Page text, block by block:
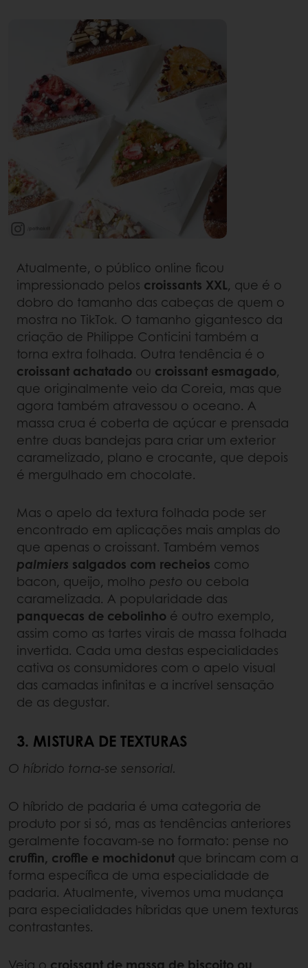
Atualmente, o público online ficou
impressionado pelos croissants XXL, que é o
dobro do tamanho das cabeças de quem o
mostra no TikTok. O tamanho gigantesco da
criação de Philippe Conticini também a
torna extra folhada. Outra tendência é o
croissant achatado ou croissant esmagado,
que originalmente veio da Coreia, mas que
agora também atravessou o oceano. A
massa crua é coberta de açúcar e prensada
entre duas bandejas para criar um exterior
caramelizado, plano e crocante, que depois
é mergulhado em chocolate.
Mas o apelo da textura folhada pode ser
encontrado em aplicações mais amplas do
que apenas o croissant. Também vemos
palmiers salgados com recheios como
bacon, queijo, molho pesto ou cebola
caramelizada. A popularidade das
panquecas de cebolinho é outro exemplo,
assim como as tartes virais de massa folhada
invertida. Cada uma destas especialidades
cativa os consumidores com o apelo visual
das camadas infinitas e a incrível sensação
de as degustar.
3. MISTURA DE TEXTURAS
O híbrido torna-se sensorial.
O híbrido de padaria é uma categoria de
produto por si só, mas as tendências anteriores
geralmente focavam-se no formato: pense no
cruffin, croffle e mochidonut que brincam com a
forma específica de uma especialidade de
padaria. Atualmente, vivemos uma mudança
para especialidades híbridas que unem texturas
contrastantes.